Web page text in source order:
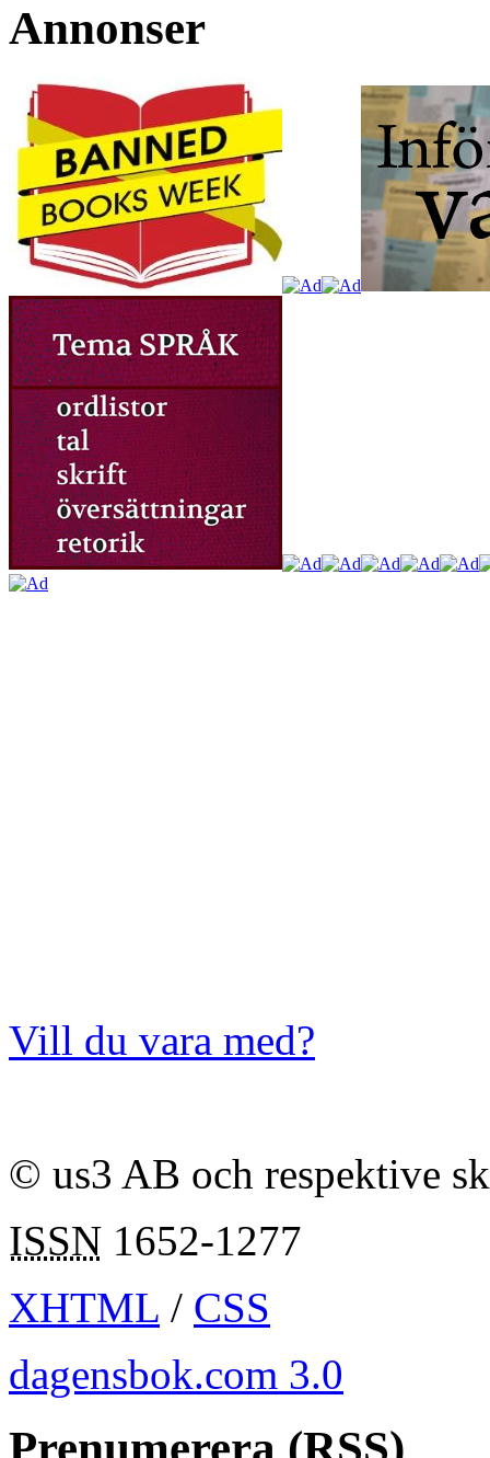
Annonser
Vill du vara med?
© us3 AB och respektive
ISSN 1652-1277
XHTML / CSS
dagensbok.com 3.0
Prenumerera (RSS)